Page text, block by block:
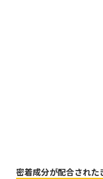
密着成分が配合された